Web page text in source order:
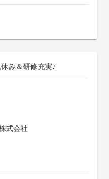
み＆研修充実♪
式会社